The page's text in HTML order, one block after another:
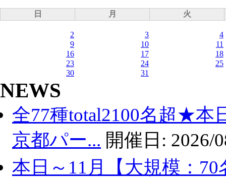
日 月 火
2 3
4
9
10
11
16
17
18
23
24
25
30
31
NEWS
全77種total2100名超★本
京都パー... 開催日: 2026/
本日～11月【大規模：